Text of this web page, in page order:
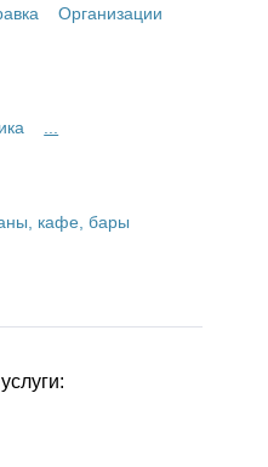
Организации
кафе, бары